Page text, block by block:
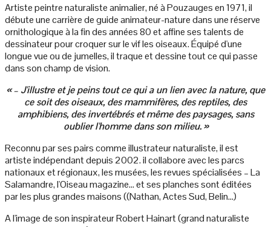
Artiste peintre naturaliste animalier, né à Pouzauges en 1971, il
débute une carrière de guide animateur-nature dans une réserve
ornithologique à la fin des années 80 et affine ses talents de
dessinateur pour croquer sur le vif les oiseaux. Équipé d'une
longue vue ou de jumelles, il traque et dessine tout ce qui passe
dans son champ de vision.
« – J'illustre et je peins tout ce qui a un lien avec la nature, que
ce soit des oiseaux, des mammifères, des reptiles, des
amphibiens, des invertébrés et même des paysages, sans
oublier l'homme dans son milieu. »
Reconnu par ses pairs comme illustrateur naturaliste, il est
artiste indépendant depuis 2002. il collabore avec les parcs
nationaux et régionaux, les musées, les revues spécialisées – La
Salamandre, l'Oiseau magazine... et ses planches sont éditées
par les plus grandes maisons ((Nathan, Actes Sud, Belin...)
A l'image de son inspirateur Robert Hainart (grand naturaliste